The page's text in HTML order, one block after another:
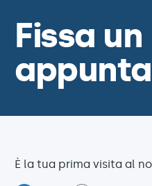
Fissa un
È la tua prima visita al